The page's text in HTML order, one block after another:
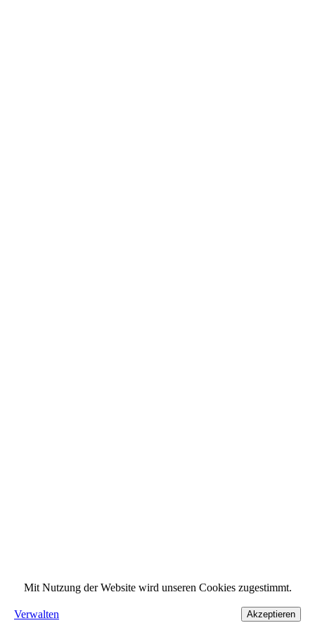
Mit Nutzung der Website wird unseren Cookies zugestimmt.
Verwalten Akzeptieren